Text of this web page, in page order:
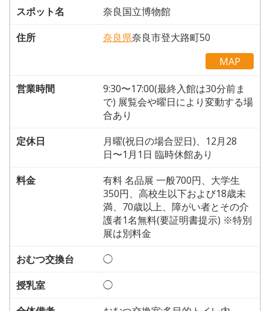
スポット名
奈良国立博物館
住所
奈良県奈良市登大路町50
MAP
営業時間
9:30〜17:00(最終入館は30分前ま
で) 展覧会や曜日により変動する場
合あり
定休日
月曜(祝日の場合翌日)、12月28
日〜1月1日 臨時休館あり
料金
有料 名品展 一般700円、大学生
350円、高校生以下および18歳未
満、70歳以上、障がい者とその介
護者1名無料(要証明書提示) ※特別
展は別料金
おむつ交換台
◯
授乳室
◯